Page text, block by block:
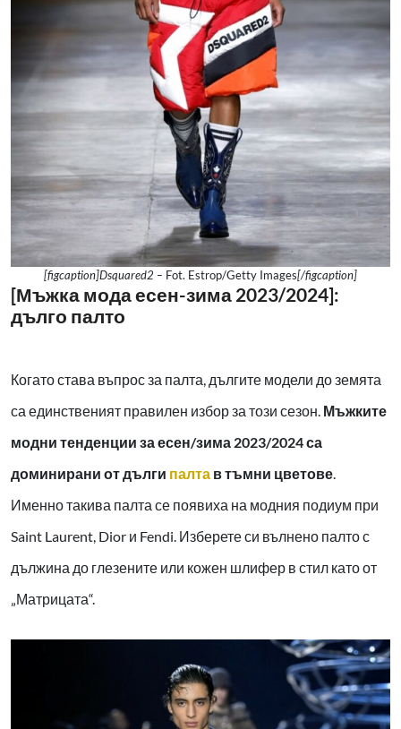
[figcaption]Dsquared2 – Fot. Estrop/Getty Images[/figcaption]
[Мъжка мода есен-зима 2023/2024]:
дълго палто
Когато става въпрос за палта, дългите модели до земята
са единственият правилен избор за този сезон. Мъжките
модни тенденции за есен/зима 2023/2024 са
доминирани от дълги палта в тъмни цветове.
Именно такива палта се появиха на модния подиум при
Saint Laurent, Dior и Fendi. Изберете си вълнено палто с
дължина до глезените или кожен шлифер в стил като от
„Матрицата“.